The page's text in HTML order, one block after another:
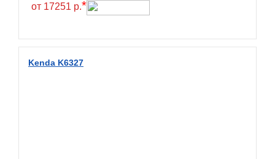
от 17251 р.*
Kenda K6327